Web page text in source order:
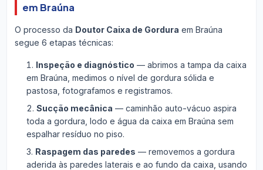
em Braúna
O processo da Doutor Caixa de Gordura em Braúna
segue 6 etapas técnicas:
Inspeção e diagnóstico — abrimos a tampa da caixa
em Braúna, medimos o nível de gordura sólida e
pastosa, fotografamos e registramos.
Sucção mecânica — caminhão auto-vácuo aspira
toda a gordura, lodo e água da caixa em Braúna sem
espalhar resíduo no piso.
Raspagem das paredes — removemos a gordura
aderida às paredes laterais e ao fundo da caixa, usando